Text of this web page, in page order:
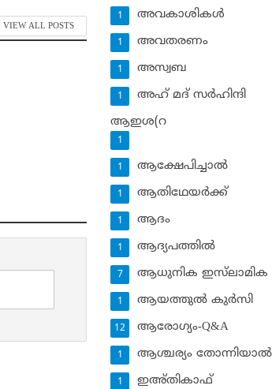
VIEW ALL POSTS
അവകാശികള്‍
1
അവതരണം
1
അസ്വബ
1
അഹ് മദ് സര്‍ഹിന്ദി
1
ആഇശ(റ
1
ആക്ഷേപിച്ചാല്‍
1
ആതിഥേയര്‍ക്ക്
1
ആദം
1
ആദ്യപത്തില്‍
1
ആധുനിക ഇസ്‌ലാമിക
7
ആയത്തുല്‍ കുര്‍സി
1
ആരോഗ്യം-Q&A
12
ആശ്ചര്യം തോന്നിയാല്‍
1
ഇഅ്തികാഫ്‌
1